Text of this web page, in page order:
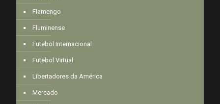
Flamengo
Fluminense
Futebol Internacional
Futebol Virtual
Libertadores da América
Mercado